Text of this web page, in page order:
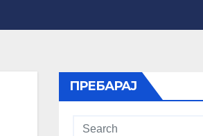
ПРЕБАРАЈ